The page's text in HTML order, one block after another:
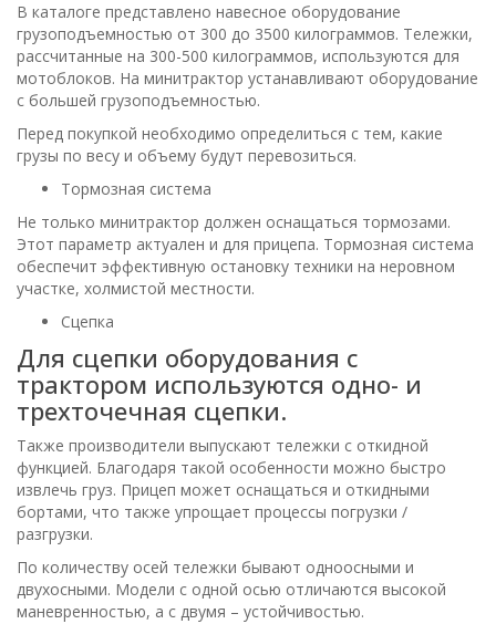
В каталоге представлено навесное оборудование
грузоподъемностью от 300 до 3500 килограммов. Тележки,
рассчитанные на 300-500 килограммов, используются для
мотоблоков. На минитрактор устанавливают оборудование
с большей грузоподъемностью.
Перед покупкой необходимо определиться с тем, какие
грузы по весу и объему будут перевозиться.
Тормозная система
Не только минитрактор должен оснащаться тормозами.
Этот параметр актуален и для прицепа. Тормозная система
обеспечит эффективную остановку техники на неровном
участке, холмистой местности.
Сцепка
Для сцепки оборудования с
трактором используются одно- и
трехточечная сцепки.
Также производители выпускают тележки с откидной
функцией. Благодаря такой особенности можно быстро
извлечь груз. Прицеп может оснащаться и откидными
бортами, что также упрощает процессы погрузки /
разгрузки.
По количеству осей тележки бывают одноосными и
двухосными. Модели с одной осью отличаются высокой
маневренностью, а с двумя – устойчивостью.